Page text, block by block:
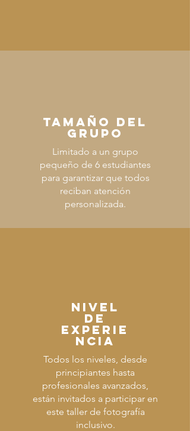
TAMAÑO DEL
GRUPO
Limitado a un grupo
pequeño de 6 estudiantes
para garantizar que todos
reciban atención
personalizada.
Nivel
de
experie
ncia
Todos los niveles, desde
principiantes hasta
profesionales avanzados,
están invitados a participar en
este taller de fotografía
inclusivo.